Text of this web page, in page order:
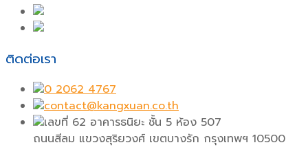
ติดต่อเรา
0 2062 4767
contact@kangxuan.co.th
เลขที่ 62 อาคารธนิยะ ชั้น 5 ห้อง 507
ถนนสีลม แขวงสุริยวงศ์ เขตบางรัก กรุงเทพฯ 10500